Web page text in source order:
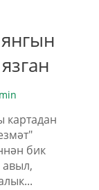
картадан
бик
авыл,